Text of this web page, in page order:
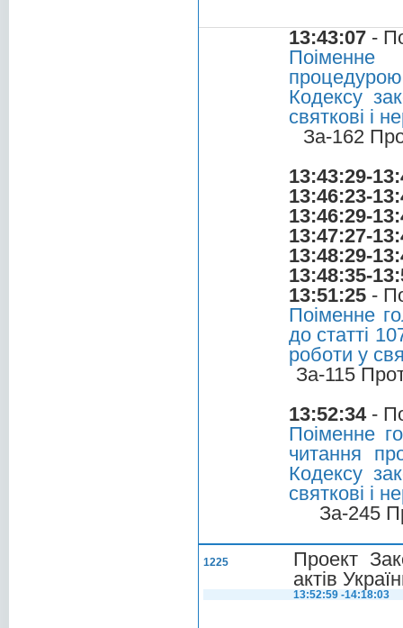
13:43:07 -
Поіменне
процедурою
Кодексу
святкові і
За-162
13:43:29-
13:46:23-
13:46:29-
13:47:27-
13:48:29-
13:48:35-
13:51:25 -
Поіменне
до статті
роботи у
За-115
13:52:34-
Поіменне
читання
Кодексу
святкові і
За-245
1225
Проект
актів
13:52:59 -14:18:03